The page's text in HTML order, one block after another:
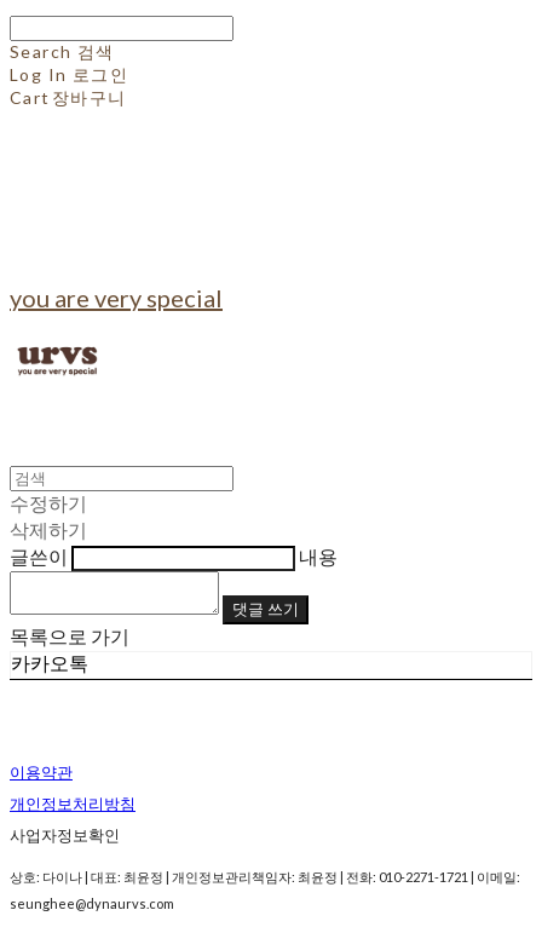
Search 검색
Log In 로그인
Cart 장바구니
you are very special
수정하기
삭제하기
글쓴이
내용
댓글 쓰기
목록으로 가기
카카오톡
이용약관
개인정보처리방침
사업자정보확인
상호: 다이나 | 대표: 최윤정 | 개인정보관리책임자: 최윤정 | 전화: 010-2271-1721 | 이메일:
seunghee@dynaurvs.com